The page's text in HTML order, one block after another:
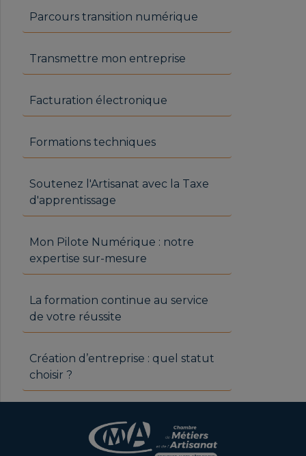
Parcours transition numérique
Transmettre mon entreprise
Facturation électronique
Formations techniques
Soutenez l'Artisanat avec la Taxe
d'apprentissage
Mon Pilote Numérique : notre
expertise sur-mesure
La formation continue au service
de votre réussite
Création d’entreprise : quel statut
choisir ?